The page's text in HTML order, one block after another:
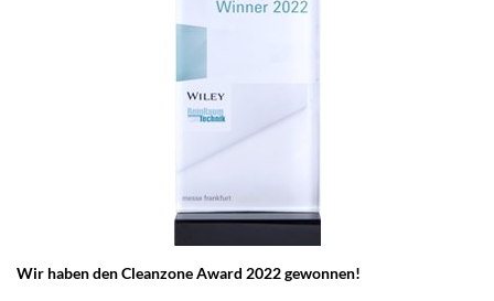
Wir haben den Cleanzone Award 2022 gewonnen!